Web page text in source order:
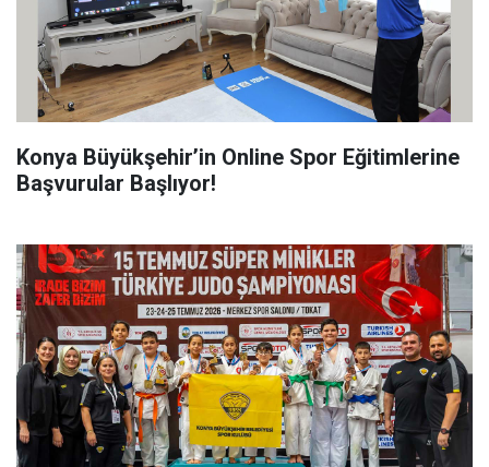
Konya Büyükşehir’in Online Spor Eğitimlerine
Başvurular Başlıyor!